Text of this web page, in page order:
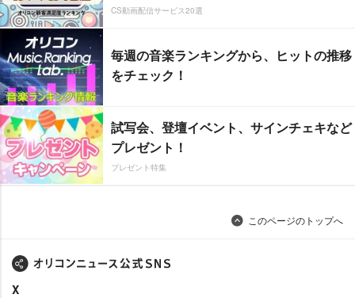
CS動画配信サービス20選
毎週の音楽ランキングから、ヒットの推移
をチェック！
試写会、登壇イベント、サインチェキなど
プレゼント！
プレゼント特集
このページのトップへ
X